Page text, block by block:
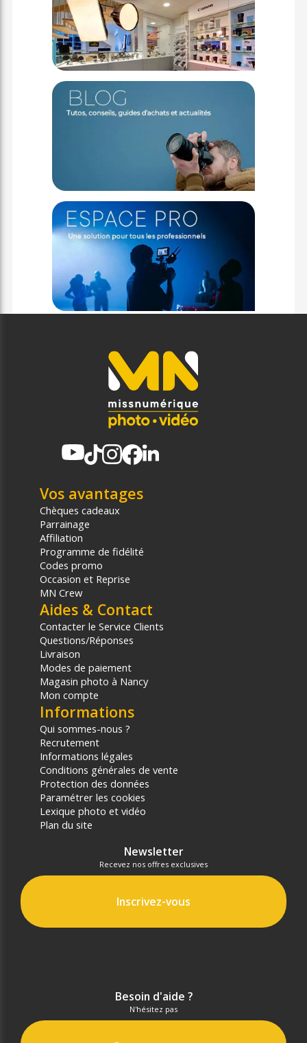
Vos avantages
Chèques cadeaux
Parrainage
Affiliation
Programme de fidélité
Codes promo
Occasion et Reprise
MN Crew
Aides & Contact
Contacter le Service Clients
Questions/Réponses
Livraison
Modes de paiement
Magasin photo à Nancy
Mon compte
Informations
Qui sommes-nous ?
Recrutement
Informations légales
Conditions générales de vente
Protection des données
Paramétrer les cookies
Lexique photo et vidéo
Plan du site
Newsletter
Recevez nos offres exclusives
Inscrivez-vous
Besoin d'aide ?
N'hésitez pas